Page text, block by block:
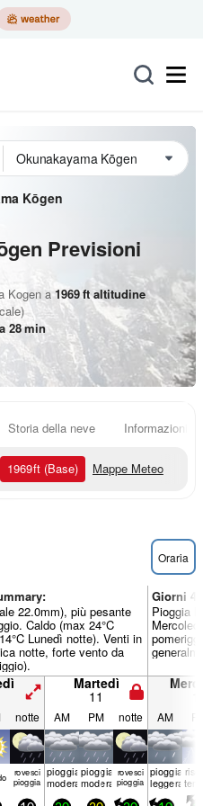
Kōgen
Previsioni
Kogen a 1969ftaltitudine
28min
Storia della neve Informazioni
1969ft (Base) Mappe Meteo
Oraria
22.0mm), più pesante
Caldo (max 24°C
Lunedì notte). Venti in
notte, forte vento da
Giorni
Pioggia
Martedì
11
notte AM PM notte AM
rovesci
pioggia
pioggia
moderata
pioggia
moderata
rovesci
pioggia
pioggia
leggera